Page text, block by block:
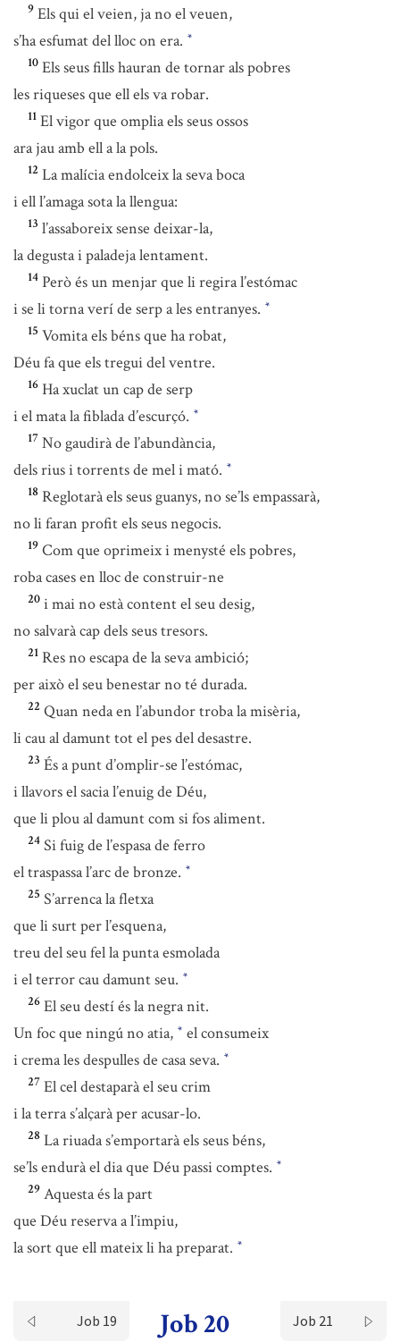
9 Els qui el veien, ja no el veuen,
s’ha esfumat del lloc on era. *
10 Els seus fills hauran de tornar als pobres
les riqueses que ell els va robar.
11 El vigor que omplia els seus ossos
ara jau amb ell a la pols.
12 La malícia endolceix la seva boca
i ell l’amaga sota la llengua:
13 l’assaboreix sense deixar-la,
la degusta i paladeja lentament.
14 Però és un menjar que li regira l’estómac
i se li torna verí de serp a les entranyes. *
15 Vomita els béns que ha robat,
Déu fa que els tregui del ventre.
16 Ha xuclat un cap de serp
i el mata la fiblada d’escurçó. *
17 No gaudirà de l’abundància,
dels rius i torrents de mel i mató. *
18 Reglotarà els seus guanys, no se’ls empassarà,
no li faran profit els seus negocis.
19 Com que oprimeix i menysté els pobres,
roba cases en lloc de construir-ne
20 i mai no està content el seu desig,
no salvarà cap dels seus tresors.
21 Res no escapa de la seva ambició;
per això el seu benestar no té durada.
22 Quan neda en l’abundor troba la misèria,
li cau al damunt tot el pes del desastre.
23 És a punt d’omplir-se l’estómac,
i llavors el sacia l’enuig de Déu,
que li plou al damunt com si fos aliment.
24 Si fuig de l’espasa de ferro
el traspassa l’arc de bronze. *
25 S’arrenca la fletxa
que li surt per l’esquena,
treu del seu fel la punta esmolada
i el terror cau damunt seu. *
26 El seu destí és la negra nit.
Un foc que ningú no atia, * el consumeix
i crema les despulles de casa seva. *
27 El cel destaparà el seu crim
i la terra s’alçarà per acusar-lo.
28 La riuada s’emportarà els seus béns,
se’ls endurà el dia que Déu passi comptes. *
29 Aquesta és la part
que Déu reserva a l’impiu,
la sort que ell mateix li ha preparat. *
Job 19 Job 20 Job 21